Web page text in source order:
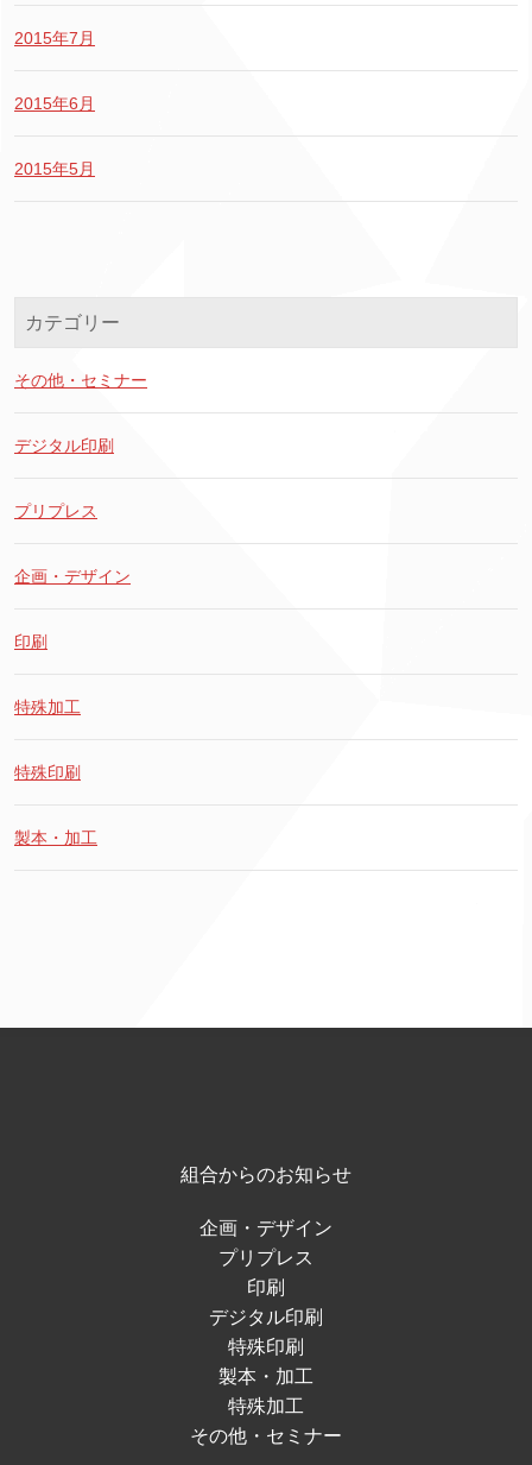
2015年7月
2015年6月
2015年5月
カテゴリー
その他・セミナー
デジタル印刷
プリプレス
企画・デザイン
印刷
特殊加工
特殊印刷
製本・加工
組合からのお知らせ
企画・デザイン
プリプレス
印刷
デジタル印刷
特殊印刷
製本・加工
特殊加工
その他・セミナー